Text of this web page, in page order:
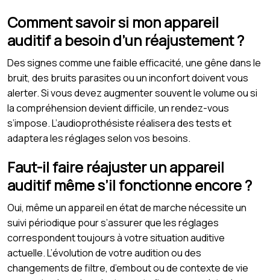
Comment savoir si mon appareil
auditif a besoin d’un réajustement ?
Des signes comme une faible efficacité, une gêne dans le
bruit, des bruits parasites ou un inconfort doivent vous
alerter. Si vous devez augmenter souvent le volume ou si
la compréhension devient difficile, un rendez-vous
s’impose. L’audioprothésiste réalisera des tests et
adaptera les réglages selon vos besoins.
Faut-il faire réajuster un appareil
auditif même s’il fonctionne encore ?
Oui, même un appareil en état de marche nécessite un
suivi périodique pour s’assurer que les réglages
correspondent toujours à votre situation auditive
actuelle. L’évolution de votre audition ou des
changements de filtre, d’embout ou de contexte de vie